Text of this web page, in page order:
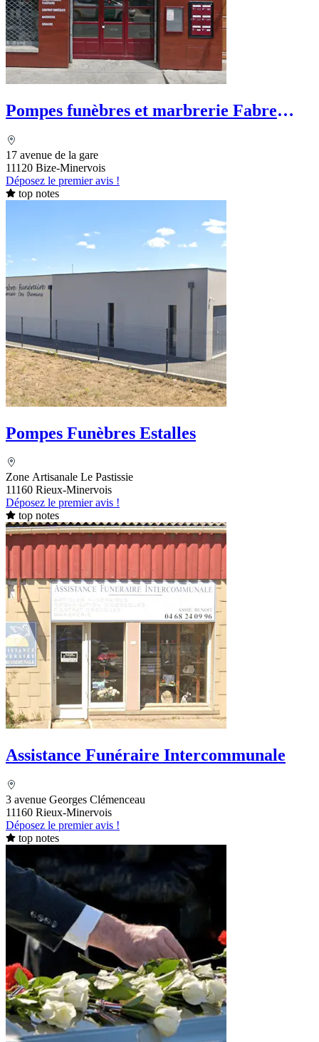
Pompes funèbres et marbrerie Fabre
17 avenue de la gare
11120 Bize-Minervois
Déposez le premier avis !
top notes
Pompes Funèbres Estalles
Zone Artisanale Le Pastissie
11160 Rieux-Minervois
Déposez le premier avis !
top notes
Assistance Funéraire Intercommunale
3 avenue Georges Clémenceau
11160 Rieux-Minervois
Déposez le premier avis !
top notes